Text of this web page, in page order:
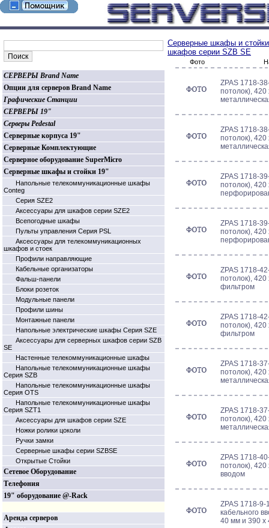
СЕРВЕРЫ Brand Name
Опции для серверов Brand Name
Графические Станции
СЕРВЕРЫ 19"
Серверы Pedestal
Серверные корпуса 19"
Серверные Комплектующие
Серверное оборудование SuperMicro
Серверные шкафы и стойки 19"
Напольные телекоммуникационные шкафы
Conteg
Серия SZE2
Аксессуары для шкафов серии SZE2
Всепогодные шкафы
Пульты управления Серия PSL
Аксессуары для телекоммуникационных
шкафов и стоек
Профили направляющие
Кабельные организаторы
Фальш-панели
Блоки розеток
Модульные панели
Профили шины
Монтажные панели
Напольные электрические шкафы Серия SZE
Аксессуары для серверных шкафов серии SZB
SE
Настенные телекоммуникационные шкафы
Напольные телекоммуникационные шкафы
Серия SZB
Напольные телекоммуникационные шкафы
Серия OTS
Напольные телекоммуникационные шкафы
Серия SZT1
Аксессуары для шкафов серии SZE
Ножки ролики цоколи
Ручки замки
Серверные шкафы серии SZBSE
Открытые Стойки
Сетевое Оборудование
Телефония
19" оборудование @-Rack
Аренда серверов
Серверные шкафы и
шкафов серии SZB SE
Фото
ZPAS 1718-
потолок),
ZPAS 1718-
потолок),
ZPAS 1718-
потолок),
ZPAS 1718-
потолок),
ZPAS 1718-
потолок),
фильтром
ZPAS 1718-
потолок),
фильтром
ZPAS 1718-
потолок),
ZPAS 1718-
потолок),
ZPAS 1718-
потолок),
вводом
ZPAS 1718-9-
кабельного
40 мм и 390 х